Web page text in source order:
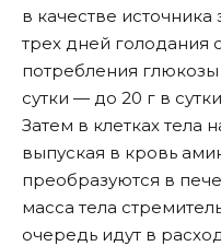
в качестве
трех дней голодания
потребления
сутки — до 20 г в
Затем в клетках тела
выпуская в кровь
преобразуются в
масса тела
очередь идут в